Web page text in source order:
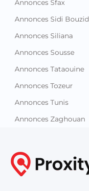
Annonces Sfax
Annonces Sidi Bouzid
Annonces Siliana
Annonces Sousse
Annonces Tataouine
Annonces Tozeur
Annonces Tunis
Annonces Zaghouan